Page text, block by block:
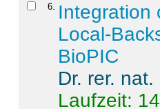
6
Integration
Local-
BioPIC
Dr. rer.
Laufzeit: